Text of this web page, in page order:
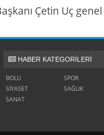
Çetin Uç
HABER KATEGORİLERİ
BOLU
SPOR
SİYASET
SAĞLIK
SANAT